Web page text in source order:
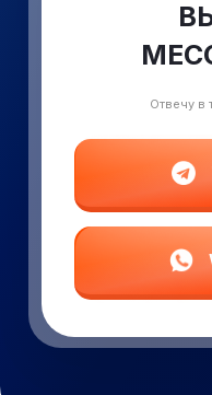
Отвечу в